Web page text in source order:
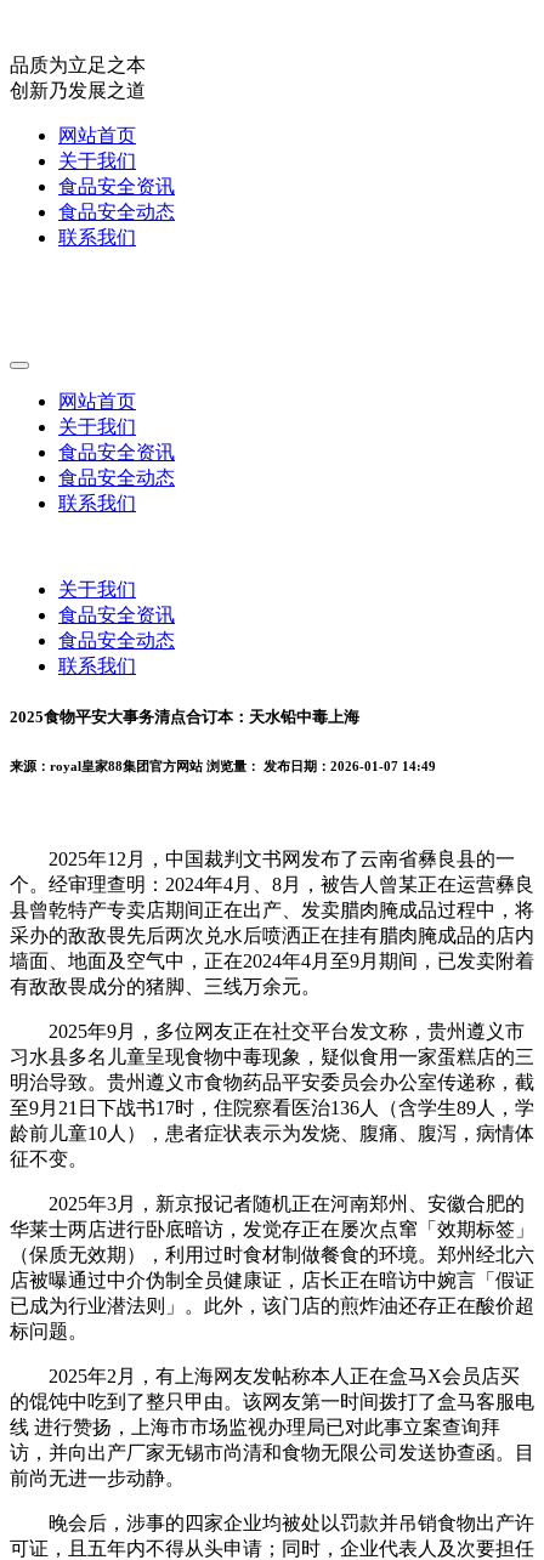
品质为立足之本
创新乃发展之道
网站首页
关于我们
食品安全资讯
食品安全动态
联系我们
网站首页
关于我们
食品安全资讯
食品安全动态
联系我们
关于我们
食品安全资讯
食品安全动态
联系我们
2025食物平安大事务清点合订本：天水铅中毒上海
来源：royal皇家88集团官方网站 浏览量： 发布日期：2026-01-07 14:49
2025年12月，中国裁判文书网发布了云南省彝良县的一
个。经审理查明：2024年4月、8月，被告人曾某正在运营彝良
县曾乾特产专卖店期间正在出产、发卖腊肉腌成品过程中，将
采办的敌敌畏先后两次兑水后喷洒正在挂有腊肉腌成品的店内
墙面、地面及空气中，正在2024年4月至9月期间，已发卖附着
有敌敌畏成分的猪脚、三线万余元。
2025年9月，多位网友正在社交平台发文称，贵州遵义市
习水县多名儿童呈现食物中毒现象，疑似食用一家蛋糕店的三
明治导致。贵州遵义市食物药品平安委员会办公室传递称，截
至9月21日下战书17时，住院察看医治136人（含学生89人，学
龄前儿童10人），患者症状表示为发烧、腹痛、腹泻，病情体
征不变。
2025年3月，新京报记者随机正在河南郑州、安徽合肥的
华莱士两店进行卧底暗访，发觉存正在屡次点窜「效期标签」
（保质无效期），利用过时食材制做餐食的环境。郑州经北六
店被曝通过中介伪制全员健康证，店长正在暗访中婉言「假证
已成为行业潜法则」。此外，该门店的煎炸油还存正在酸价超
标问题。
2025年2月，有上海网友发帖称本人正在盒马X会员店买
的馄饨中吃到了整只甲由。该网友第一时间拨打了盒马客服电
线 进行赞扬，上海市市场监视办理局已对此事立案查询拜
访，并向出产厂家无锡市尚清和食物无限公司发送协查函。目
前尚无进一步动静。
晚会后，涉事的四家企业均被处以罚款并吊销食物出产许
可证，且五年内不得从头申请；同时，企业代表人及次要担任